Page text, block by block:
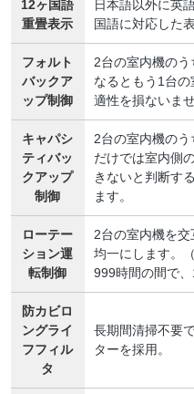
12ヶ国語
重畳表示
日本語以外に英
国語に対応した
フォルト
バックア
ップ制御
2台の室内機のう
なるともう1台
適性を損ないませ
キャパシ
ティバッ
クアップ
制御
2台の室内機の
だけでは室内側
きないと判断す
ます。
ローテー
ション運
転制御
2台の室内機を
均一にします。
999時間の間で、
防カビロ
ングライ
フフィル
タ
長期間清掃不要
ターを採用。